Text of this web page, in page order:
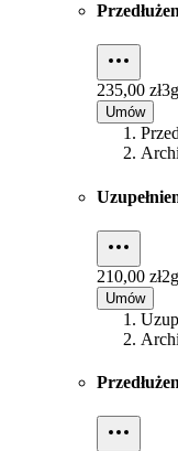
235,00 zł3g
Umów
210,00 zł
Umów